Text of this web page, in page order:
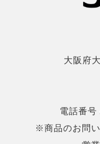
大阪府
電話番号
※商品のお問